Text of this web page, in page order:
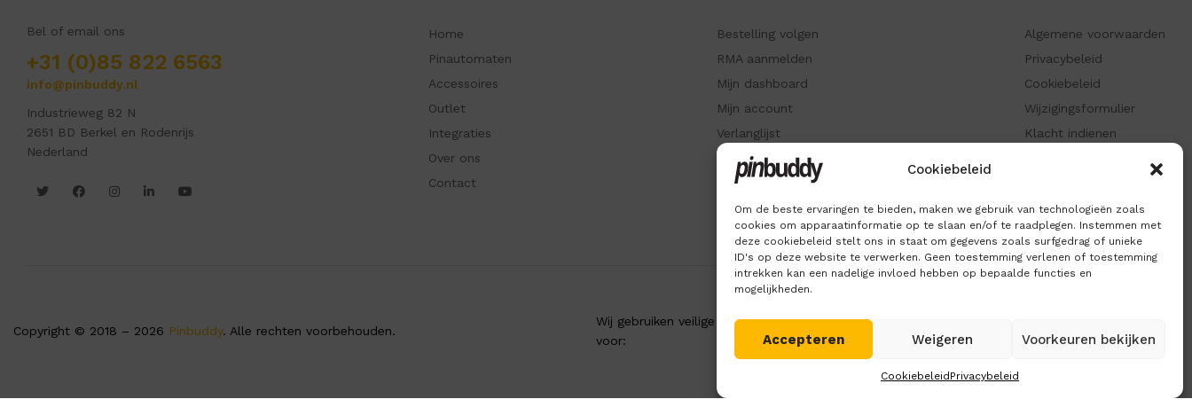
Cookiebeleid
Om de beste ervaringen te bieden, maken we gebruik van technologieën zoals
cookies om apparaatinformatie op te slaan en/of te raadplegen. Instemmen met
deze cookiebeleid stelt ons in staat om gegevens zoals surfgedrag of unieke
ID's op deze website te verwerken. Geen toestemming verlenen of toestemming
intrekken kan een nadelige invloed hebben op bepaalde functies en
mogelijkheden.
Accepteren Weigeren Voorkeuren bekijken
CookiebeleidPrivacybeleid
Bel of email ons
+31 (0)85 822 6563
info@pinbuddy.nl
Industrieweg 82 N
2651 BD Berkel en Rodenrijs
Nederland
Home
Pinautomaten
Accessoires
Outlet
Integraties
Over ons
Contact
Bestelling volgen
RMA aanmelden
Mijn dashboard
Mijn account
Verlanglijst
Recent bekeken
Kennisbank
Algemene voorwaarden
Privacybeleid
Cookiebeleid
Wijzigingsformulier
Klacht indienen
Copyright © 2018 – 2026 Pinbuddy. Alle rechten voorbehouden.
Wij gebruiken veilige betaling
voor: